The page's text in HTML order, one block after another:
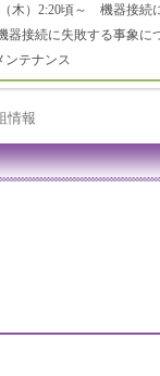
木）2:20頃～ 機器接続
器接続に失敗する事象に
ンテナンス
情報